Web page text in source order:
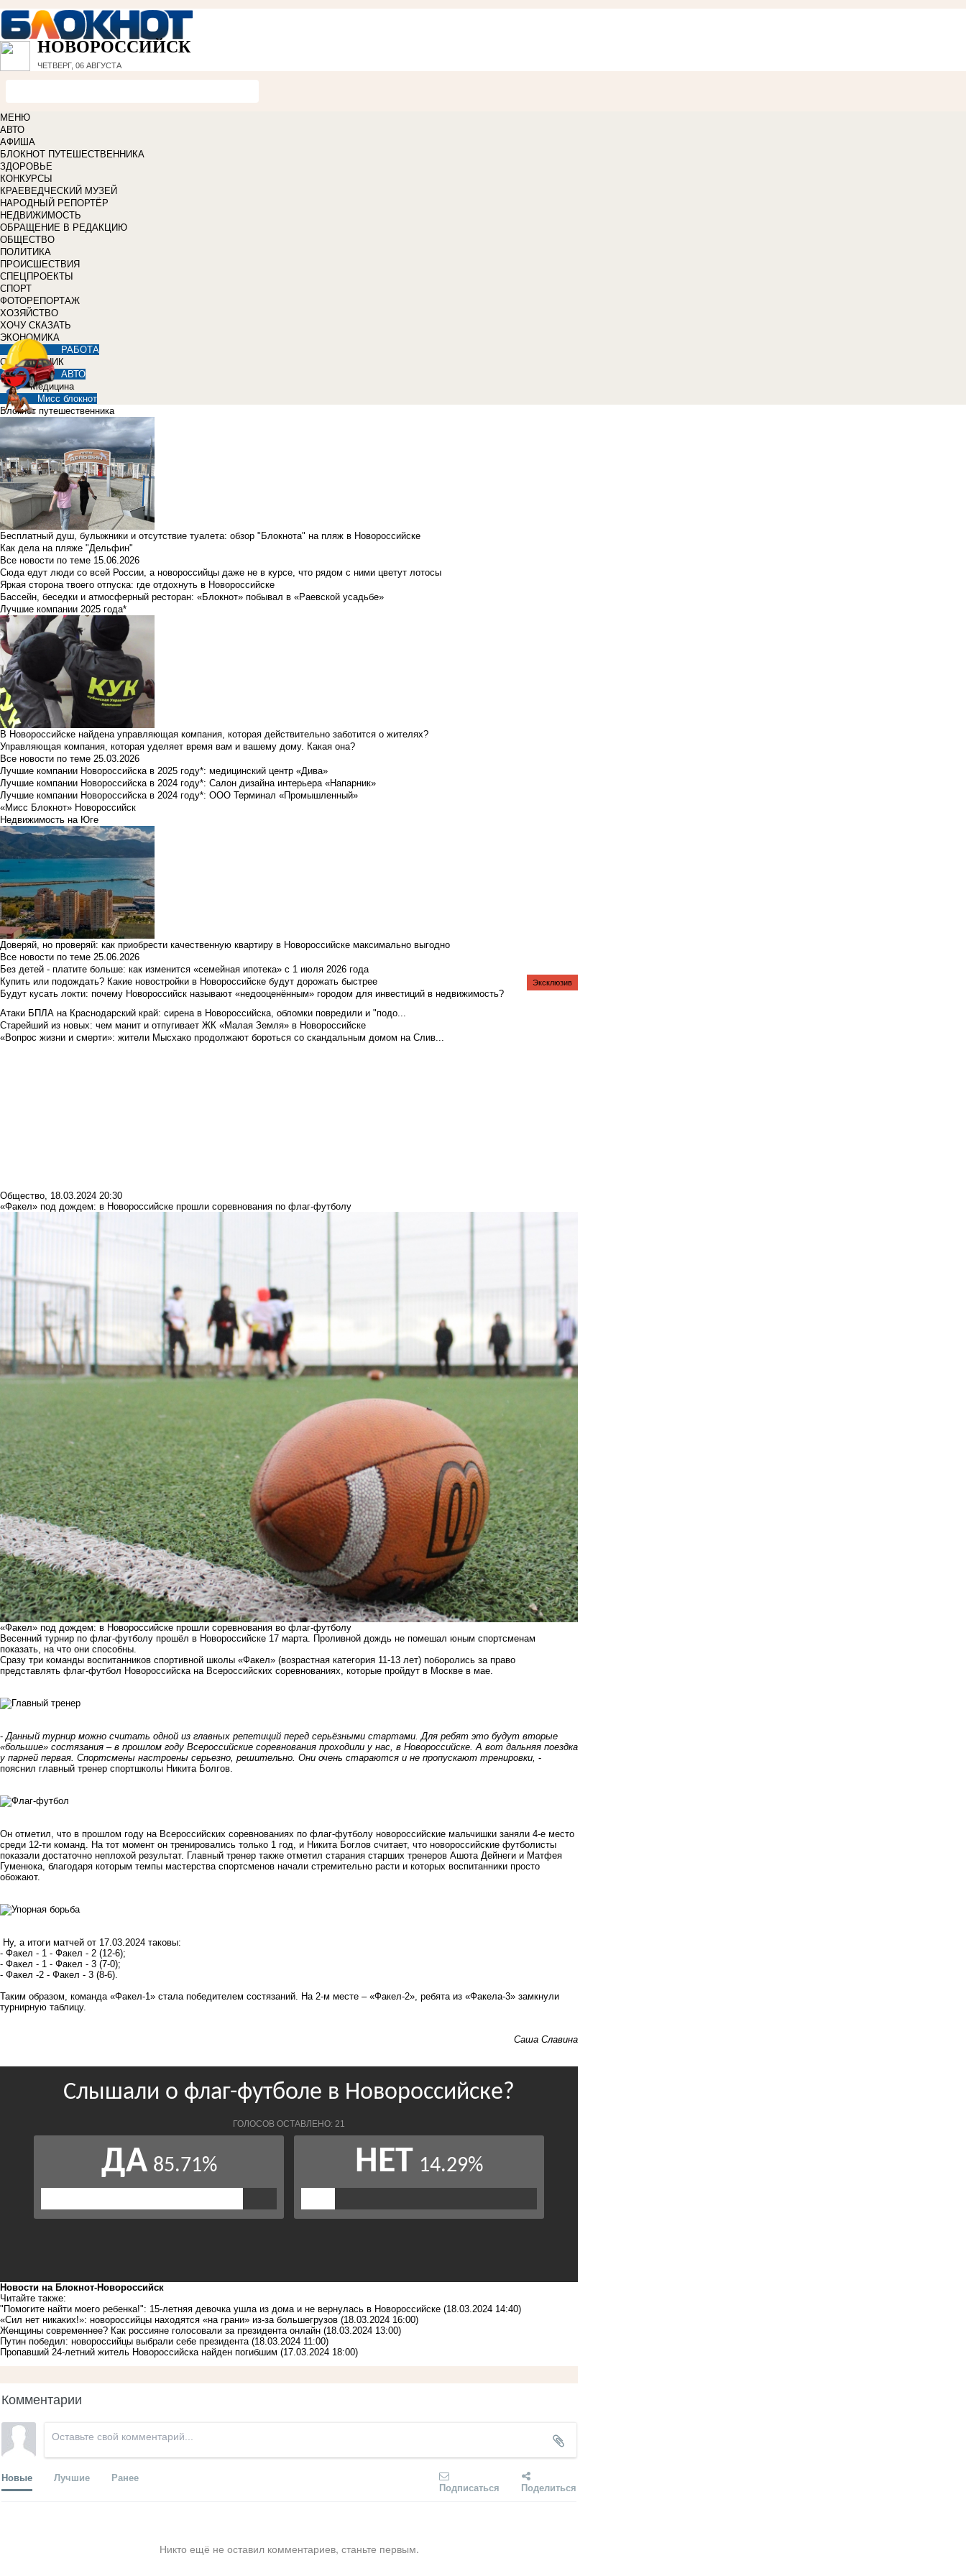
НОВОРОССИЙСК
ЧЕТВЕРГ, 06 АВГУСТА
МЕНЮ
АВТО
АФИША
БЛОКНОТ ПУТЕШЕСТВЕННИКА
ЗДОРОВЬЕ
КОНКУРСЫ
КРАЕВЕДЧЕСКИЙ МУЗЕЙ
НАРОДНЫЙ РЕПОРТЁР
НЕДВИЖИМОСТЬ
ОБРАЩЕНИЕ В РЕДАКЦИЮ
ОБЩЕСТВО
ПОЛИТИКА
ПРОИСШЕСТВИЯ
СПЕЦПРОЕКТЫ
СПОРТ
ФОТОРЕПОРТАЖ
ХОЗЯЙСТВО
ХОЧУ СКАЗАТЬ
ЭКОНОМИКА
РАБОТА
СПРАВОЧНИК
АВТО
Медицина
Мисс блокнот
Блокнот путешественника
Бесплатный душ, булыжники и отсутствие туалета: обзор "Блокнота" на пляж в Новороссийске
Как дела на пляже "Дельфин"
Все новости по теме 15.06.2026
Сюда едут люди со всей России, а новороссийцы даже не в курсе, что рядом с ними цветут лотосы
Яркая сторона твоего отпуска: где отдохнуть в Новороссийске
Бассейн, беседки и атмосферный ресторан: «Блокнот» побывал в «Раевской усадьбе»
Лучшие компании 2025 года*
В Новороссийске найдена управляющая компания, которая действительно заботится о жителях?
Управляющая компания, которая уделяет время вам и вашему дому. Какая она?
Все новости по теме 25.03.2026
Лучшие компании Новороссийска в 2025 году*: медицинский центр «Дива»
Лучшие компании Новороссийска в 2024 году*: Салон дизайна интерьера «Напарник»
Лучшие компании Новороссийска в 2024 году*: ООО Терминал «Промышленный»
«Мисс Блокнот» Новороссийск
Недвижимость на Юге
Доверяй, но проверяй: как приобрести качественную квартиру в Новороссийске максимально выгодно
Все новости по теме 25.06.2026
Без детей - платите больше: как изменится «семейная ипотека» с 1 июля 2026 года
Купить или подождать? Какие новостройки в Новороссийске будут дорожать быстрее
Будут кусать локти: почему Новороссийск называют «недооценённым» городом для инвестиций в недвижимость?
Атаки БПЛА на Краснодарский край: сирена в Новороссийска, обломки повредили и "подо...
Старейший из новых: чем манит и отпугивает ЖК «Малая Земля» в Новороссийске
Эксклюзив
«Вопрос жизни и смерти»: жители Мысхако продолжают бороться со скандальным домом на Слив...
Общество, 18.03.2024 20:30
«Факел» под дождем: в Новороссийске прошли соревнования по флаг-футболу
«Факел» под дождем: в Новороссийске прошли соревнования во флаг-футболу
Весенний турнир по флаг-футболу прошёл в Новороссийске 17 марта. Проливной дождь не помешал юным спортсменам
показать, на что они способны.
Сразу три команды воспитанников спортивной школы «Факел» (возрастная категория 11-13 лет) поборолись за право
представлять флаг-футбол Новороссийска на Всероссийских соревнованиях, которые пройдут в Москве в мае.
- Данный турнир можно считать одной из главных репетиций перед серьёзными стартами. Для ребят это будут вторые
«большие» состязания – в прошлом году Всероссийские соревнования проходили у нас, в Новороссийске. А вот дальняя поездка
у парней первая. Спортсмены настроены серьезно, решительно. Они очень стараются и не пропускают тренировки, -
пояснил главный тренер спортшколы Никита Болгов.
Он отметил, что в прошлом году на Всероссийских соревнованиях по флаг-футболу новороссийские мальчишки заняли 4-е место
среди 12-ти команд. На тот момент он тренировались только 1 год, и Никита Боглов считает, что новороссийские футболисты
показали достаточно неплохой результат. Главный тренер также отметил старания старших тренеров Ашота Дейнеги и Матфея
Гуменюка, благодаря которым темпы мастерства спортсменов начали стремительно расти и которых воспитанники просто
обожают.
Ну, а итоги матчей от 17.03.2024 таковы:
- Факел - 1 - Факел - 2 (12-6);
- Факел - 1 - Факел - 3 (7-0);
- Факел -2 - Факел - 3 (8-6).
Таким образом, команда «Факел-1» стала победителем состязаний. На 2-м месте – «Факел-2», ребята из «Факела-3» замкнули
турнирную таблицу.
Саша Славина
Новости на Блoкнoт-Новороссийск
Читайте также:
"Помогите найти моего ребенка!": 15-летняя девочка ушла из дома и не вернулась в Новороссийске (18.03.2024 14:40)
«Сил нет никаких!»: новороссийцы находятся «на грани» из-за большегрузов (18.03.2024 16:00)
Женщины современнее? Как россияне голосовали за президента онлайн (18.03.2024 13:00)
Путин победил: новороссийцы выбрали себе президента (18.03.2024 11:00)
Пропавший 24-летний житель Новороссийска найден погибшим (17.03.2024 18:00)
Комментарии
Новые Лучшие Ранее
Подписаться Поделиться
Никто ещё не оставил комментариев, станьте первым.